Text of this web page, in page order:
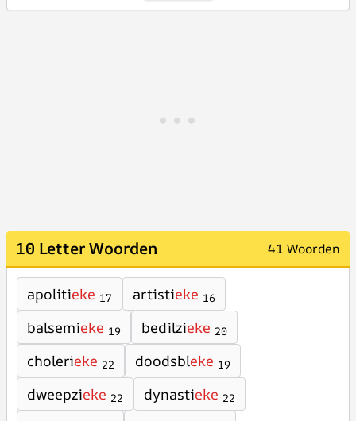
10 Letter Woorden 41 Woorden
apolitieke 17 artistieke 16
balsemieke 19 bedilzieke 20
cholerieke 22 doodsbleke 19
dweepzieke 22 dynastieke 22